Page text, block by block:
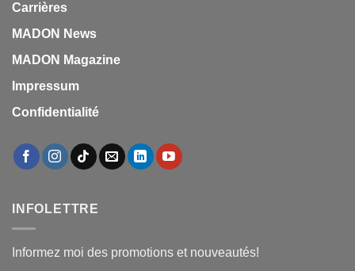
Carrières
MADON News
MADON Magazine
Impressum
Confidentialité
INFOLETTRE
Informez moi des promotions et nouveautés!